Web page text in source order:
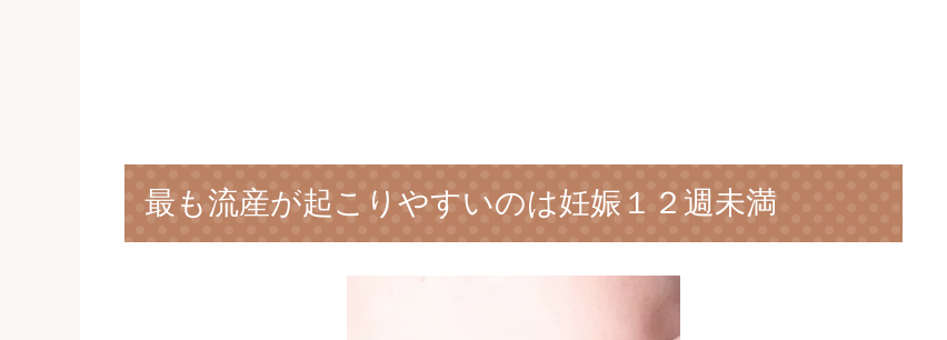
最も流産が起こりやすいのは妊娠１２週未満